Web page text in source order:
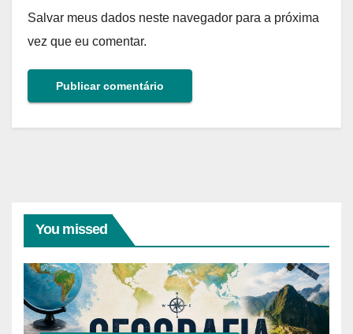
Salvar meus dados neste navegador para a próxima
vez que eu comentar.
You missed